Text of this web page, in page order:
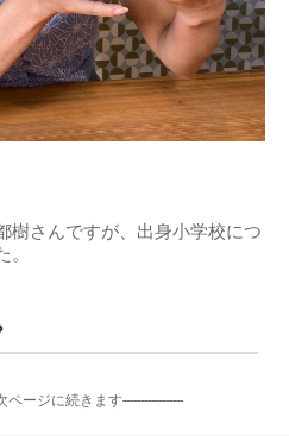
樹さんですが、出身小学校につ
ページに続きます-----------------